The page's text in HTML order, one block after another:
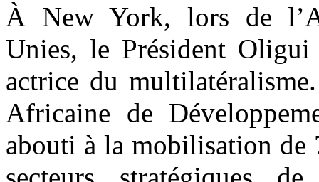
À New York, lors de
Unies, le Président
actrice du
Africaine de
abouti à la mobilisation